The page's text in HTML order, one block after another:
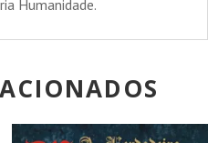
Humanidade.